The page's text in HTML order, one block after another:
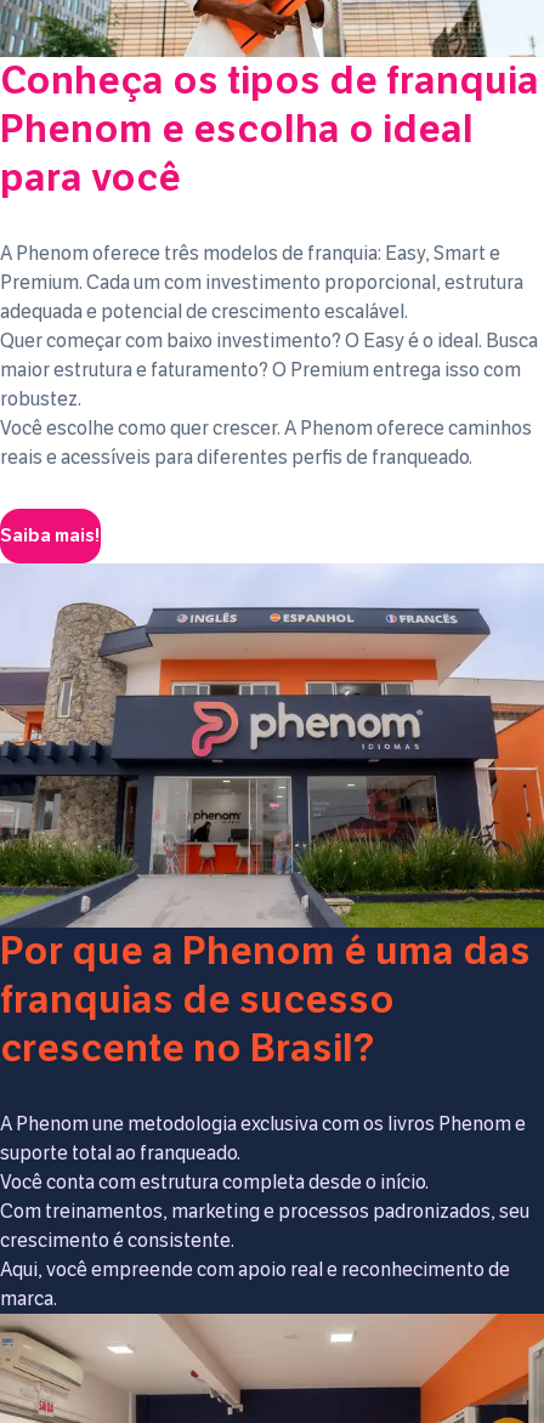
Conheça os tipos de franquia
Phenom e escolha o ideal
para você
A Phenom oferece três modelos de franquia: Easy, Smart e
Premium. Cada um com investimento proporcional, estrutura
adequada e potencial de crescimento escalável.
Quer começar com baixo investimento? O Easy é o ideal. Busca
maior estrutura e faturamento? O Premium entrega isso com
robustez.
Você escolhe como quer crescer. A Phenom oferece caminhos
reais e acessíveis para diferentes perfis de franqueado.
Saiba mais!
Por que a Phenom é uma das
franquias de sucesso
crescente no Brasil?
A Phenom une metodologia exclusiva com os livros Phenom e
suporte total ao franqueado.
Você conta com estrutura completa desde o início.
Com treinamentos, marketing e processos padronizados, seu
crescimento é consistente.
Aqui, você empreende com apoio real e reconhecimento de
marca.